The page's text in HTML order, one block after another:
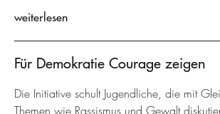
weiterlesen
Für Demokratie Courage zeigen
Die Initiative schult Jugendliche, die mit
Themen wie Rassismus und Gewalt